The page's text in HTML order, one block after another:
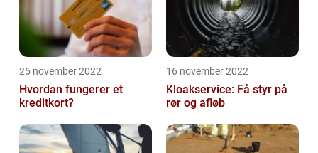
25 november 2022
Hvordan fungerer et
kreditkort?
16 november 2022
Kloakservice: Få styr på
rør og afløb